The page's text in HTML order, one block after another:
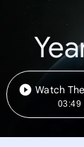
Watch
03:49